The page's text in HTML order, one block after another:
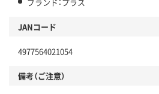
JANコード
4977564021054
備考（ご注意）